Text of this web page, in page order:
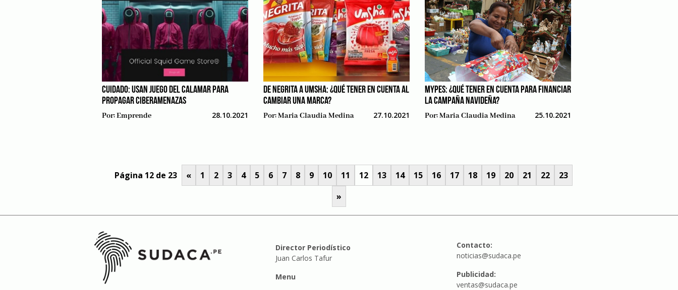
CUIDADO: USAN JUEGO DEL CALAMAR PARA
PROPAGAR CIBERAMENAZAS
Por:Emprende 28.10.2021
DE NEGRITA A UMSHA: ¿QUÉ TENER EN CUENTA AL
CAMBIAR UNA MARCA?
Por:Maria Claudia Medina 27.10.2021
MYPES: ¿QUÉ TENER EN CUENTA PARA FINANCIAR
LA CAMPAÑA NAVIDEÑA?
Por:Maria Claudia Medina 25.10.2021
Página 12 de 23 « 1 2 3 4 5 6 7 8 9 10 11 12 13 14 15 16 17 18 19 20 21 22
23
»
Director Periodístico
Juan Carlos Tafur
Menu
Contacto:
noticias@sudaca.pe
Publicidad:
ventas@sudaca.pe